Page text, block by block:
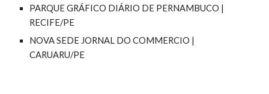
PARQUE GRÁFICO DIÁRIO DE PERNAMBUCO |
RECIFE/PE
NOVA SEDE JORNAL DO COMMERCIO |
CARUARU/PE